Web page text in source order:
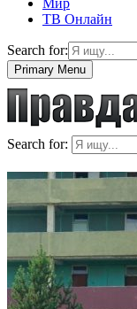
Мир
ТВ Онлайн
Search for:
Primary Menu
Search for: